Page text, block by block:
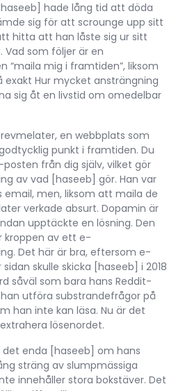
hade lång tid att döda
sig för att scrounge upp sitt
hitta att han låste sig ur sitt
Vad som följer är en
“maila mig i framtiden”, liksom
Hur mycket ansträngning
sig åt en livstid om omedelbar
en webbplats som
punkt i framtiden. Du
från dig själv, vilket gör
av vad [haseeb] gör. Han var
men, liksom att maila de
verkade absurt. Dopamin är
upptäckte en lösning. Den
kroppen av ett e-
Det här är bra, eftersom e-
skulle skicka [haseeb] i 2018
såväl som bara hans Reddit-
utföra substrandefrågor på
han inte kan läsa. Nu är det
lösenordet.
enda [haseeb] om hans
sträng av slumpmässiga
innehåller stora bokstäver. Det